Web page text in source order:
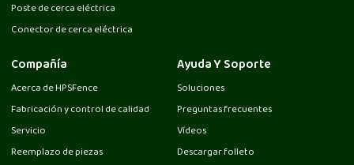
Poste de cerca eléctrica
Conector de cerca eléctrica
Compañía
Acerca de HPSFence
Fabricación y control de calidad
Servicio
Reemplazo de piezas
Ayuda Y Soporte
Soluciones
Preguntas frecuentes
Vídeos
Descargar folleto